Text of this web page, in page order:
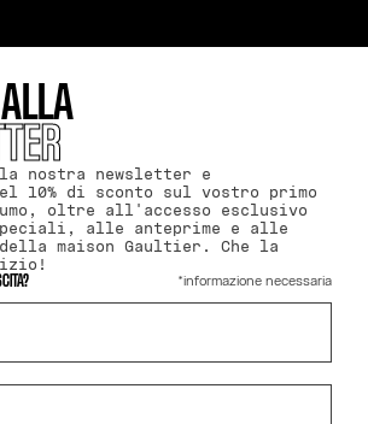
nostra newsletter e
10% di sconto sul vostro primo
oltre all'accesso esclusivo
alle anteprime e alle
maison Gaultier. Che la
*informazione necessaria